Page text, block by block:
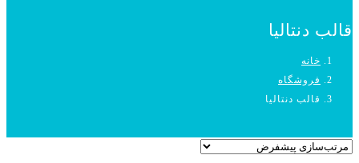
قالب دنتالیا
خانه
فروشگاه
قالب دنتالیا